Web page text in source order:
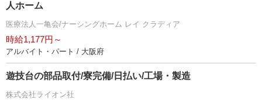
人ホーム
医療法人一亀会/ナーシングホーム レイ クラディア
時給1,177円～
アルバイト・パート / 大阪府
遊技台の部品取付/寮完備/日払い/工場・製造
株式会社ライオン社